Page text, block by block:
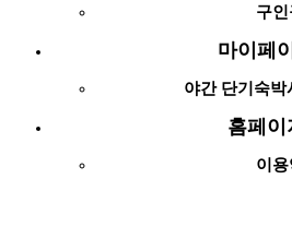
구인
마이페
야간 단기숙박
홈페이
이